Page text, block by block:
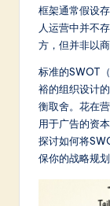
fi
d
C
hi
框架通常假设
人运营中并不
方，但并非以
标准的SWOT
裕的组织设计
衡取舍。花在
用于广告的资
探讨如何将
保你的战略规